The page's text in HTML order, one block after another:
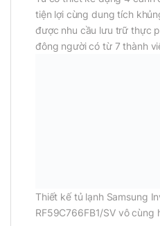
tiện lợi cùng dung tích
được nhu cầu lưu trữ thực
đông người có từ 7 thành
Thiết kế tủ lạnh Samsung
RF59C766FB1/SV vô cùng